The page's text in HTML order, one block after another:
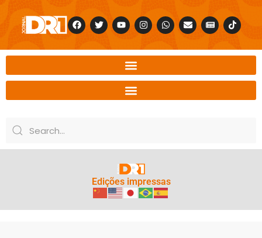
Edições impressas